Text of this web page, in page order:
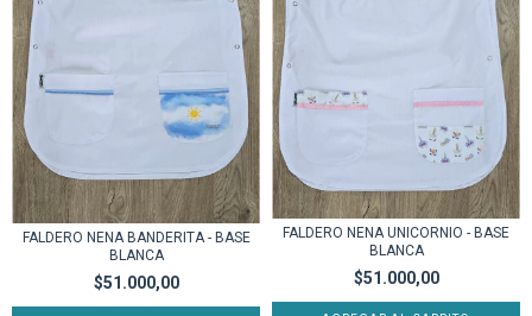
FALDERO NENA BANDERITA - BASE
BLANCA
$51.000,00
FALDERO NENA UNICORNIO - BASE
BLANCA
$51.000,00